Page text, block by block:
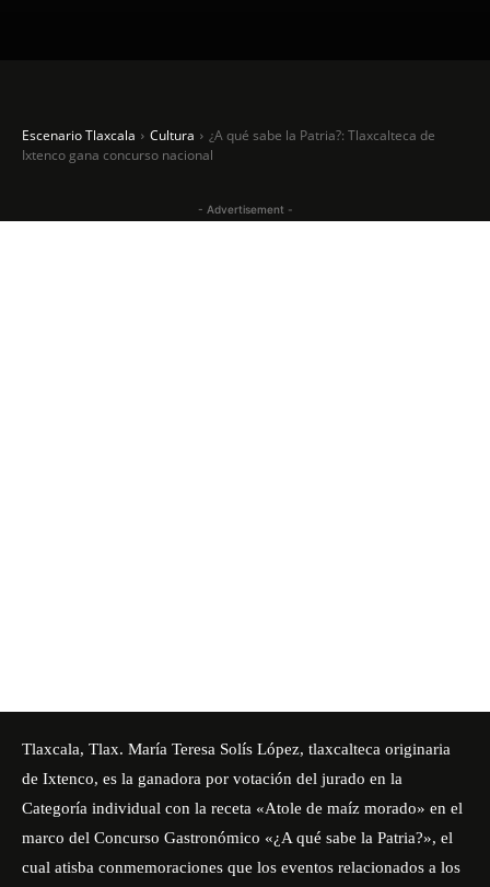
Escenario Tlaxcala Cultura
¿A qué sabe la Patria?: Tlaxcalteca de
Ixtenco gana concurso nacional
- Advertisement -
Tlaxcala, Tlax. María Teresa Solís López, tlaxcalteca originaria
de Ixtenco, es la ganadora por votación del jurado en la
Categoría individual con la receta «Atole de maíz morado» en el
marco del Concurso Gastronómico «¿A qué sabe la Patria?», el
cual atisba conmemoraciones que los eventos relacionados a los